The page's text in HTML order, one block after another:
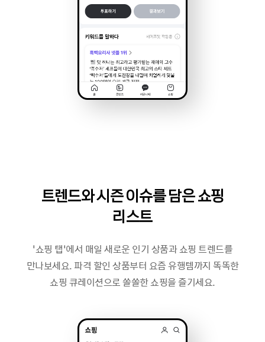
트렌드와 시즌 이슈를 담은 쇼핑
리스트
‘쇼핑 탭’에서 매일 새로운 인기 상품과 쇼핑 트렌드를
만나보세요. 파격 할인 상품부터 요즘 유행템까지 똑똑한
쇼핑 큐레이션으로 쏠쏠한 쇼핑을 즐기세요.